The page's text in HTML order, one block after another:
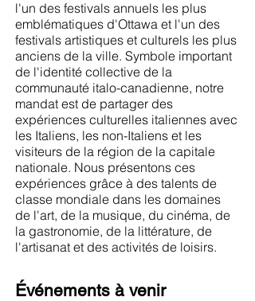
l'un des festivals annuels les plus
emblématiques d'Ottawa et l'un des
festivals artistiques et culturels les plus
anciens de la ville. Symbole important
de l'identité collective de la
communauté italo-canadienne, notre
mandat est de partager des
expériences culturelles italiennes avec
les Italiens, les non-Italiens et les
visiteurs de la région de la capitale
nationale. Nous présentons ces
expériences grâce à des talents de
classe mondiale dans les domaines
de l'art, de la musique, du cinéma, de
la gastronomie, de la littérature, de
l'artisanat et des activités de loisirs.
Événements à venir